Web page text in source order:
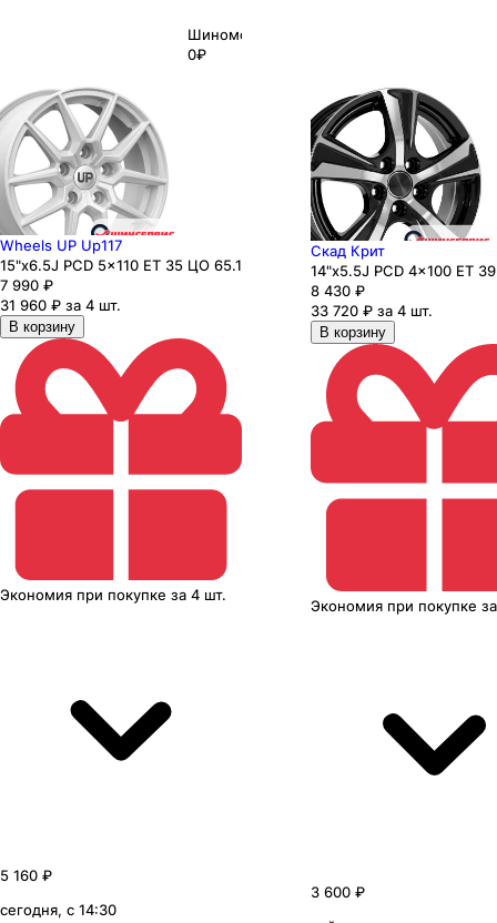
Шиномонтаж
0₽
Wheels UP Up117
15"x6.5J PCD 5x110 ЕТ 35 ЦО 65.1
7 990 ₽
31 960 ₽ за 4 шт.
В корзину
Экономия при покупке за 4 шт.
5 160 ₽
сегодня, с 14:30
Скад Крит
14"x5.5J PCD 4x100 ЕТ
8 430 ₽
33 720 ₽ за 4 шт.
В корзину
Экономия при покупке
3 600 ₽